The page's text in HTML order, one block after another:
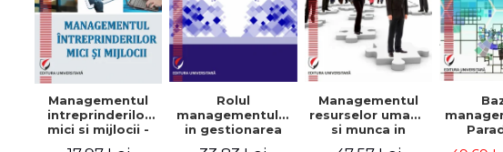
Managementul
intreprinderilor
mici si mijlocii -
Elena David,
Rolul
managementului
in gestionarea
eficienta a
Managementul
resurselor umane
si munca in